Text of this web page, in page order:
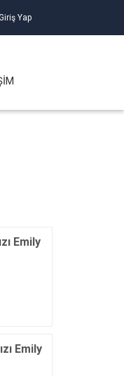
Yap
Emily
Emily